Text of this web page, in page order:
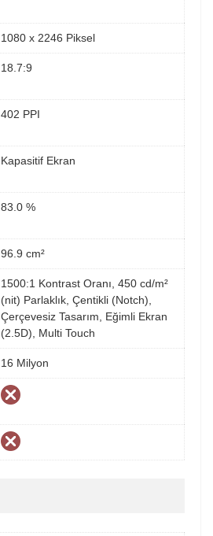
1080 x 2246 Piksel
18.7:9
402 PPI
Kapasitif Ekran
83.0 %
96.9 cm²
1500:1 Kontrast Oranı, 450 cd/m²
(nit) Parlaklık, Çentikli (Notch),
Çerçevesiz Tasarım, Eğimli Ekran
(2.5D), Multi Touch
16 Milyon